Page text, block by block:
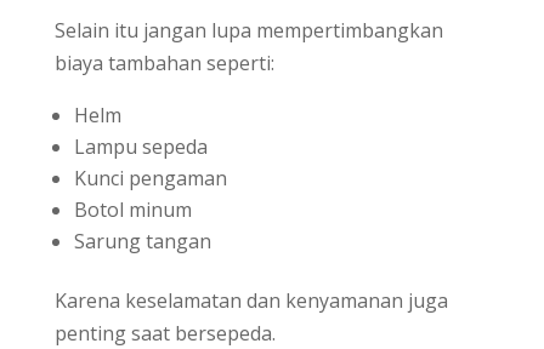
Selain itu jangan lupa mempertimbangkan
biaya tambahan seperti:
Helm
Lampu sepeda
Kunci pengaman
Botol minum
Sarung tangan
Karena keselamatan dan kenyamanan juga
penting saat bersepeda.